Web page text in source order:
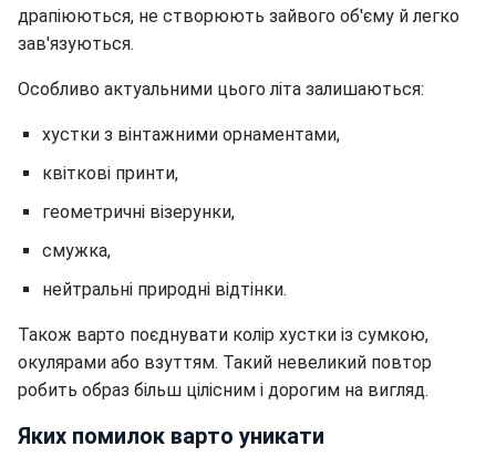
драпіюються, не створюють зайвого об'єму й легко
зав'язуються.
Особливо актуальними цього літа залишаються:
хустки з вінтажними орнаментами,
квіткові принти,
геометричні візерунки,
смужка,
нейтральні природні відтінки.
Також варто поєднувати колір хустки із сумкою,
окулярами або взуттям. Такий невеликий повтор
робить образ більш цілісним і дорогим на вигляд.
Яких помилок варто уникати